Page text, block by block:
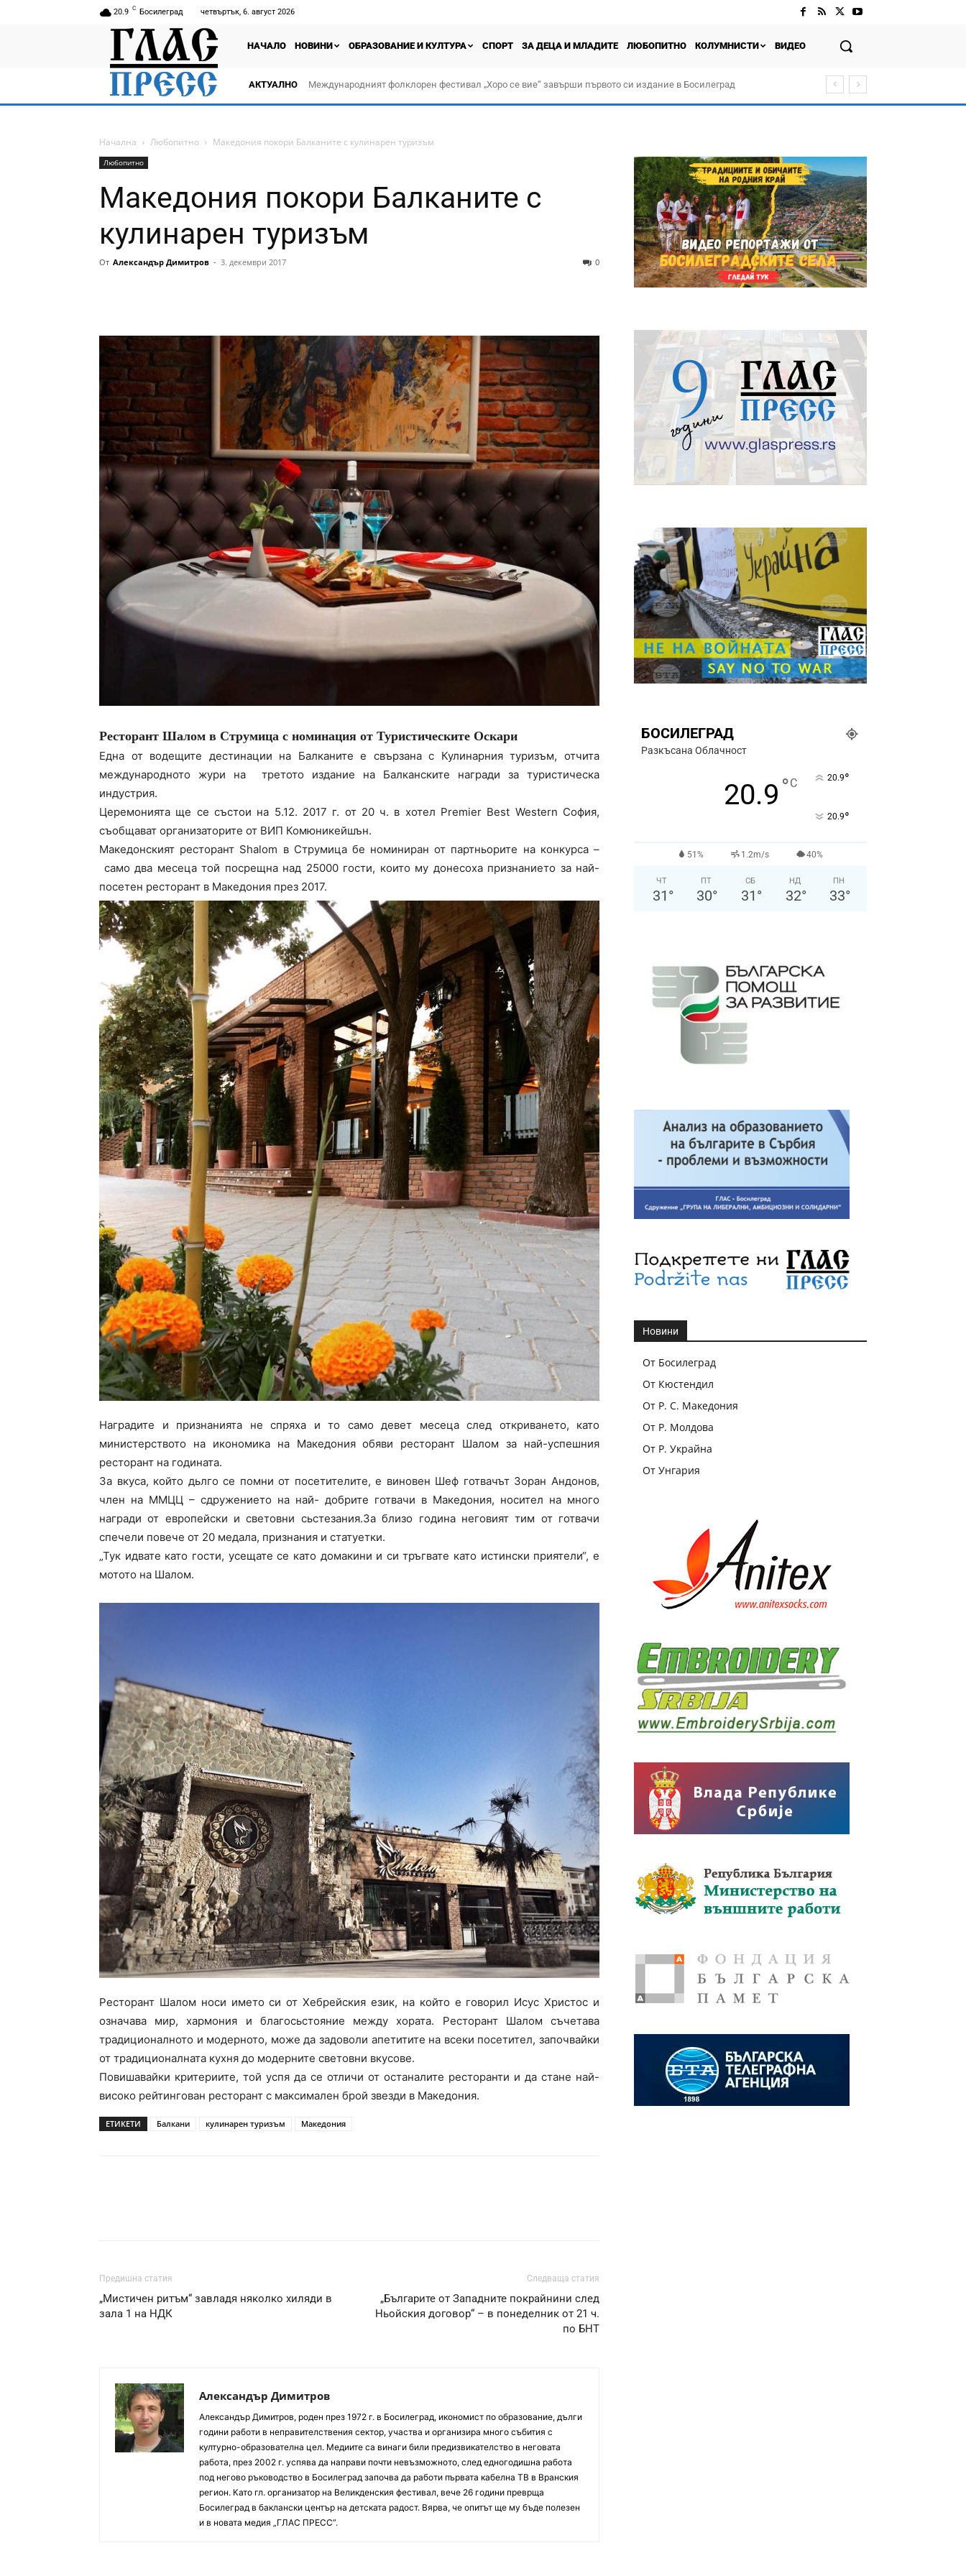
20.9 C Босилеград четвъртък, 6. август 2026
НАЧАЛО НОВИНИ ОБРАЗОВАНИЕ И КУЛТУРА СПОРТ ЗА ДЕЦА И МЛАДИТЕ ЛЮБОПИТНО КОЛУМНИСТИ ВИДЕО
АКТУАЛНО Международният фолклорен фестивал „Хоро се вие“ завърши първото си издание в Босилеград
Начална Любопитно Македония покори Балканите с кулинарен туризъм
Любопитно
Македония покори Балканите с
кулинарен туризъм
От Александър Димитров - 3. декември 2017 0
Ресторант Шалом в Струмица с номинация от Туристическите Оскари
Една от водещите дестинации на Балканите е свързана с Кулинарния туризъм, отчита
международното жури на третото издание на Балканските награди за туристическа
индустрия.
Церемонията ще се състои на 5.12. 2017 г. от 20 ч. в хотел Premier Best Western София,
съобщават организаторите от ВИП Комюникейшън.
Македонският ресторант Shalom в Струмица бе номиниран от партньорите на конкурса –
само два месеца той посрещна над 25000 гости, които му донесоха признанието за най-
посетен ресторант в Македония през 2017.
Наградите и признанията не спряха и то само девет месеца след откриването, като
министерството на икономика на Македония обяви ресторант Шалом за най-успешния
ресторант на годината.
За вкуса, който дьлго се помни от посетителите, е виновен Шеф готвачът Зоран Андонов,
член на ММЦЦ – сдружението на най- добрите готвачи в Македония, носител на много
награди от европейски и световни сьстезания.За близо година неговият тим от готвачи
спечели повече от 20 медала, признания и статуетки.
„Тук идвате като гости, усещате се като домакини и си тръгвате като истински приятели“, е
мотото на Шалом.
Ресторант Шалом носи името си от Хебрейския език, на който е говорил Исус Христос и
означава мир, хармония и благосьстояние между хората. Ресторант Шалом съчетава
традиционалното и модерното, може да задоволи апетитите на всеки посетител, започвайки
от традиционалната кухня до модерните световни вкусове.
Повишавайки критериите, той успя да се отличи от останалите ресторанти и да стане най-
високо рейтингован ресторант с максимален брой звезди в Македония.
ЕТИКЕТИ Балкани кулинарен туризъм Македония
Предишна статия
„Мистичен ритъм“ завладя няколко хиляди в
зала 1 на НДК
Следваща статия
„Българите от Западните покрайнини след
Ньойския договор“ – в понеделник от 21 ч.
по БНТ
Александър Димитров
Aлександър Димитров, роден през 1972 г. в Босилеград, икономист по образование, дълги
години работи в неправителствения сектор, участва и организира много събития с
културно-образователна цел. Медиите са винаги били предизвикателство в неговата
работа, през 2002 г. успява да направи почти невъзможното, след едногодишна работа
под негово ръководство в Босилеград започва да работи първата кабелна ТВ в Вранския
регион. Като гл. организатор на Великденския фестивал, вече 26 години преврща
Босилеград в баклански център на детската радост. Вярва, че опитът ще му бъде полезен
и в новата медия „ГЛАС ПРЕСС”.
БОСИЛЕГРАД
Разкъсана Облачност
20.9 °C 20.9°
20.9°
51% 1.2m/s 40%
ЧТ
31 °
ПТ
30°
СБ
31 °
НД
32°
ПН
33°
Новини
От Босилеград
От Кюстендил
От Р. С. Македония
От Р. Молдова
От Р. Украйна
От Унгария